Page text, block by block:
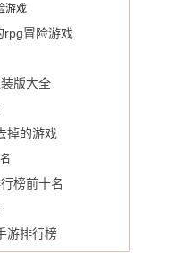
rpg冒险游戏
版大全
掉的游戏
榜前十名
游排行榜